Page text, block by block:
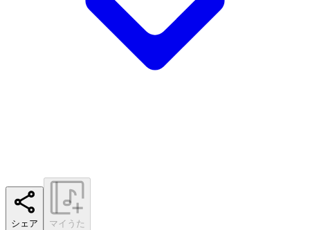
シェア マイうた